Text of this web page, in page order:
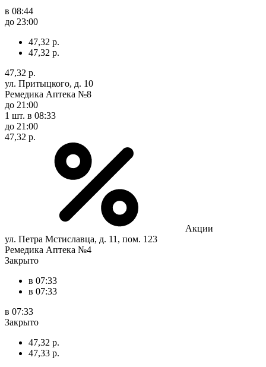
в 08:44
до 23:00
47,32 р.
47,32 р.
47,32 р.
ул. Притыцкого, д. 10
Ремедика Аптека №8
до 21:00
1 шт. в 08:33
до 21:00
47,32 р.
Акции
ул. Петра Мстиславца, д. 11, пом. 123
Ремедика Аптека №4
Закрыто
в 07:33
в 07:33
в 07:33
Закрыто
47,32 р.
47,33 р.